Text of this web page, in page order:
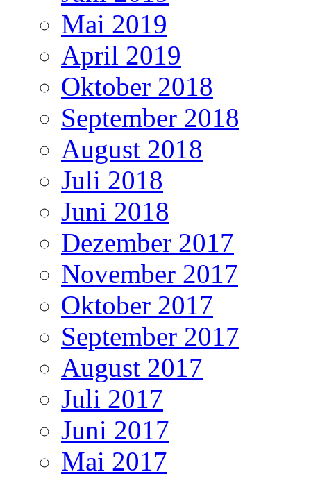
Mai 2019
April 2019
Oktober 2018
September 2018
August 2018
Juli 2018
Juni 2018
Dezember 2017
November 2017
Oktober 2017
September 2017
August 2017
Juli 2017
Juni 2017
Mai 2017